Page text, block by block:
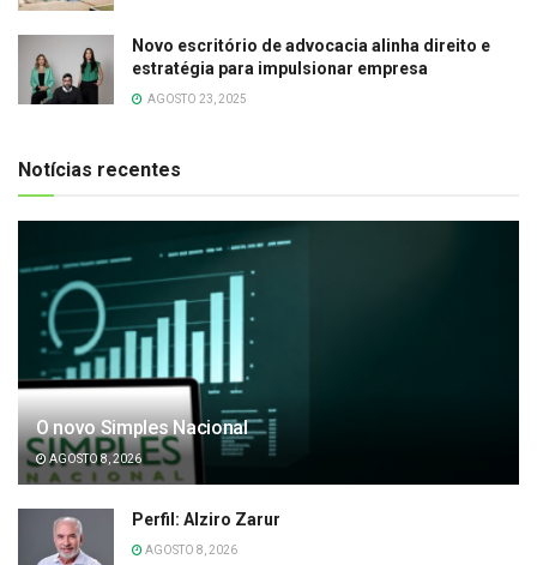
Novo escritório de advocacia alinha direito e
estratégia para impulsionar empresa
AGOSTO 23, 2025
Notícias recentes
O novo Simples Nacional
AGOSTO 8, 2026
Perfil: Alziro Zarur
AGOSTO 8, 2026